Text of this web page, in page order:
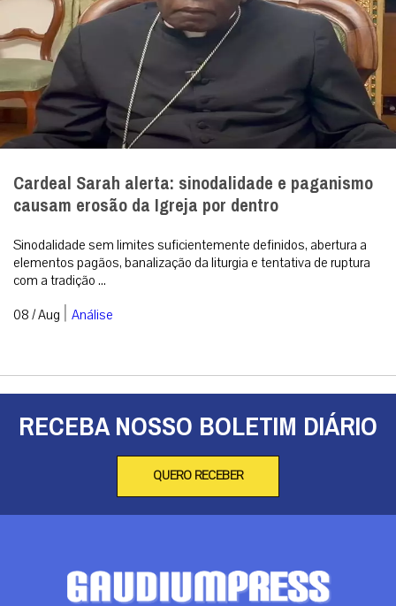
Cardeal Sarah alerta: sinodalidade e paganismo
causam erosão da Igreja por dentro
Sinodalidade sem limites suficientemente definidos, abertura a
elementos pagãos, banalização da liturgia e tentativa de ruptura
com a tradição ...
08 / Aug | Análise
RECEBA NOSSO BOLETIM DIÁRIO
QUERO RECEBER